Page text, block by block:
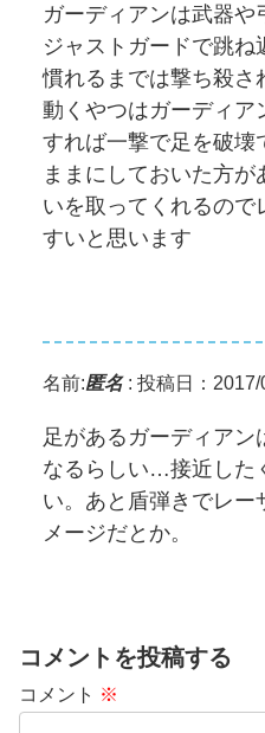
ガーディアンは武器や
ジャストガードで跳ね
慣れるまでは撃ち殺さ
動くやつはガーディア
すれば一撃で足を破壊
ままにしておいた方
いを取ってくれるので
すいと思います
名前:匿名: 投稿日：
足があるガーディアン
なるらしい…接近した
い。あと盾弾きでレー
メージだとか。
コメントを投稿する
コメント ※